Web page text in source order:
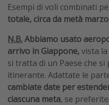
Esempi di voli combinati
totale, circa da metà
N.B.Abbiamo usato
arrivo in Giappone, vista
si tratta di un Paese che
itinerante. Adattate le
cambiate date per
ciascuna meta, se preferite.